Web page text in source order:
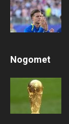
Nogomet